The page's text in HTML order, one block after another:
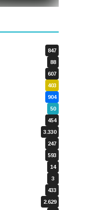
847
88
607
403
904
50
454
3.330
247
593
14
3
433
2.629